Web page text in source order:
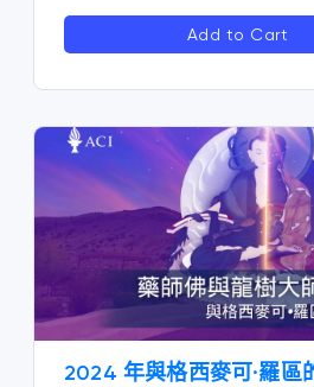
Add to Cart
2024 年與格西麥可·羅區